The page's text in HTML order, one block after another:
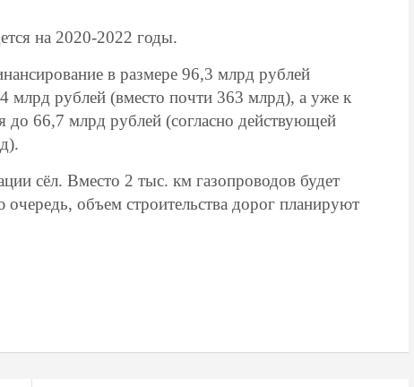
на 2020-2022 годы.
в размере 96,3 млрд рублей
млрд рублей (вместо почти 363 млрд), а уже к
до 66,7 млрд рублей (согласно действующей
сёл. Вместо 2 тыс. км газопроводов будет
объем строительства дорог планируют